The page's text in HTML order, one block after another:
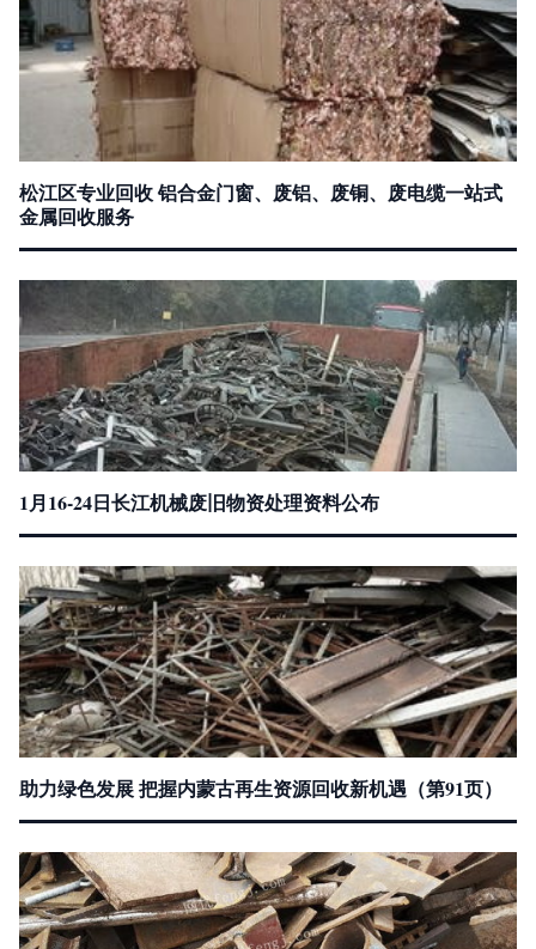
松江区专业回收 铝合金门窗、废铝、废铜、废电缆一站式
金属回收服务
1月16-24日长江机械废旧物资处理资料公布
助力绿色发展 把握内蒙古再生资源回收新机遇（第91页）